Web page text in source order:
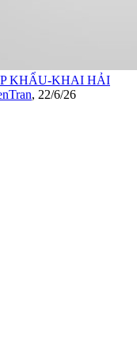
KHẨU-KHAI HẢI
, 22/6/26